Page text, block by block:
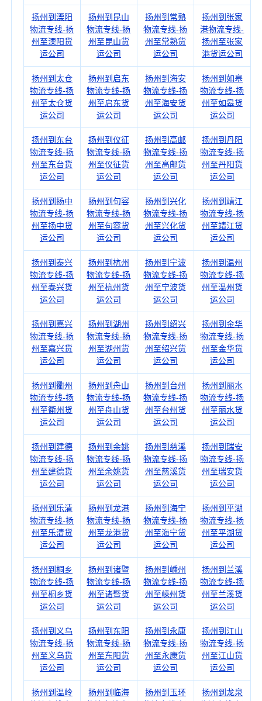
扬州到溧阳
物流专线-扬
州至溧阳货
运公司
扬州到昆山
物流专线-扬
州至昆山货
运公司
扬州到常熟
物流专线-扬
州至常熟货
运公司
扬州到张家
港物流专线-
扬州至张家
港货运公司
扬州到太仓
物流专线-扬
州至太仓货
运公司
扬州到启东
物流专线-扬
州至启东货
运公司
扬州到海安
物流专线-扬
州至海安货
运公司
扬州到如皋
物流专线-扬
州至如皋货
运公司
扬州到东台
物流专线-扬
州至东台货
运公司
扬州到仪征
物流专线-扬
州至仪征货
运公司
扬州到高邮
物流专线-扬
州至高邮货
运公司
扬州到丹阳
物流专线-扬
州至丹阳货
运公司
扬州到扬中
物流专线-扬
州至扬中货
运公司
扬州到句容
物流专线-扬
州至句容货
运公司
扬州到兴化
物流专线-扬
州至兴化货
运公司
扬州到靖江
物流专线-扬
州至靖江货
运公司
扬州到泰兴
物流专线-扬
州至泰兴货
运公司
扬州到杭州
物流专线-扬
州至杭州货
运公司
扬州到宁波
物流专线-扬
州至宁波货
运公司
扬州到温州
物流专线-扬
州至温州货
运公司
扬州到嘉兴
物流专线-扬
州至嘉兴货
运公司
扬州到湖州
物流专线-扬
州至湖州货
运公司
扬州到绍兴
物流专线-扬
州至绍兴货
运公司
扬州到金华
物流专线-扬
州至金华货
运公司
扬州到衢州
物流专线-扬
州至衢州货
运公司
扬州到舟山
物流专线-扬
州至舟山货
运公司
扬州到台州
物流专线-扬
州至台州货
运公司
扬州到丽水
物流专线-扬
州至丽水货
运公司
扬州到建德
物流专线-扬
州至建德货
运公司
扬州到余姚
物流专线-扬
州至余姚货
运公司
扬州到慈溪
物流专线-扬
州至慈溪货
运公司
扬州到瑞安
物流专线-扬
州至瑞安货
运公司
扬州到乐清
物流专线-扬
州至乐清货
运公司
扬州到龙港
物流专线-扬
州至龙港货
运公司
扬州到海宁
物流专线-扬
州至海宁货
运公司
扬州到平湖
物流专线-扬
州至平湖货
运公司
扬州到桐乡
物流专线-扬
州至桐乡货
运公司
扬州到诸暨
物流专线-扬
州至诸暨货
运公司
扬州到嵊州
物流专线-扬
州至嵊州货
运公司
扬州到兰溪
物流专线-扬
州至兰溪货
运公司
扬州到义乌
物流专线-扬
州至义乌货
运公司
扬州到东阳
物流专线-扬
州至东阳货
运公司
扬州到永康
物流专线-扬
州至永康货
运公司
扬州到江山
物流专线-扬
州至江山货
运公司
扬州到温岭
扬州到临海
扬州到玉环
扬州到龙泉